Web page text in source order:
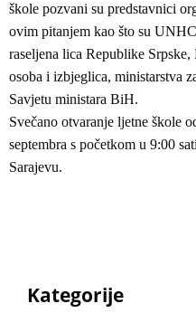
škole pozvani su predstavnici
ovim pitanjem kao što su
raseljena lica Republike
osoba i izbjeglica, ministarstva
Savjetu ministara BiH.
Svečano otvaranje ljetne škole
septembra s početkom u 9:00
Sarajevu.
Kategorije